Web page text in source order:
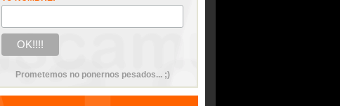
Prometemos no ponernos pesados... ;)